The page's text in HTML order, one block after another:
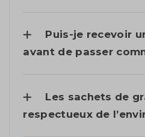
Puis-je recevoir
avant de passer
Les sachets de
respectueux de